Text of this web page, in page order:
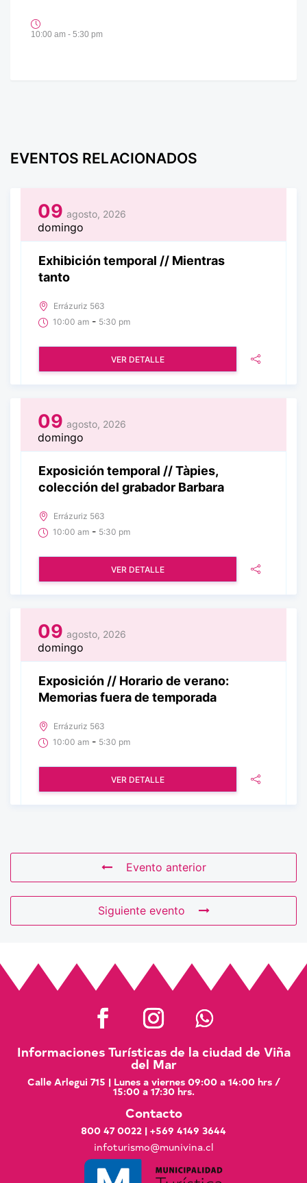
10:00 am - 5:30 pm
EVENTOS RELACIONADOS
09 agosto, 2026
domingo
Exhibición temporal // Mientras
tanto
Errázuriz 563
10:00 am - 5:30 pm
VER DETALLE
09 agosto, 2026
domingo
Exposición temporal // Tàpies,
colección del grabador Barbara
Errázuriz 563
10:00 am - 5:30 pm
VER DETALLE
09 agosto, 2026
domingo
Exposición // Horario de verano:
Memorias fuera de temporada
Errázuriz 563
10:00 am - 5:30 pm
VER DETALLE
Evento anterior
Siguiente evento
Informaciones Turísticas de la ciudad de Viña
del Mar
Calle Arlegui 715 | Lunes a viernes 09:00 a 14:00 hrs /
15:00 a 17:30 hrs.
Contacto
800 47 0022 | +569 4149 3644
infoturismo@munivina.cl